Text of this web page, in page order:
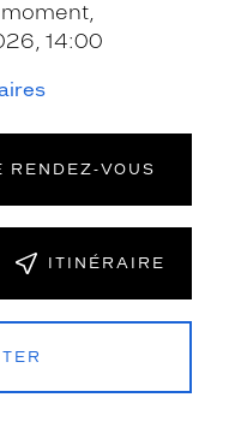
14:00
RENDEZ‑VOUS
ITINÉRAIRE